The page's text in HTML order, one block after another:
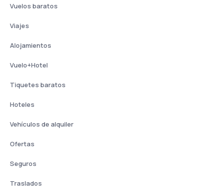
Vuelos baratos
Viajes
Alojamientos
Vuelo+Hotel
Tiquetes baratos
Hoteles
Vehículos de alquiler
Ofertas
Seguros
Traslados